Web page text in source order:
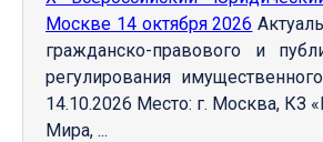
Москве 14 октября 2026
гражданско-правового и
регулирования
14.10.2026 Место: г. Москва, КЗ
Мира, ...